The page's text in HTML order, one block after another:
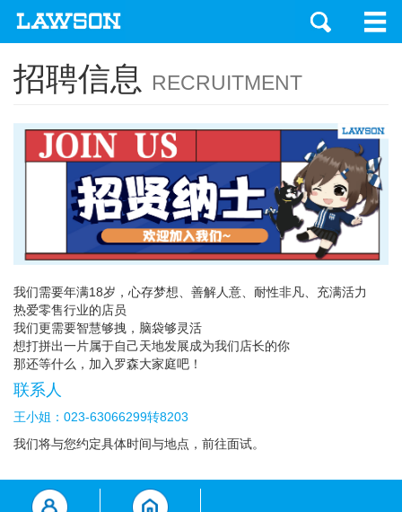
招聘信息 RECRUITMENT
我们需要年满18岁，心存梦想、善解人意、耐性非凡、充满活力
热爱零售行业的店员
我们更需要智慧够拽，脑袋够灵活
想打拼出一片属于自己天地发展成为我们店长的你
那还等什么，加入罗森大家庭吧！
联系人
王小姐：023-63066299转8203
我们将与您约定具体时间与地点，前往面试。